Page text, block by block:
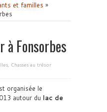
et familles »
à Fonsorbes
, Chasses au trésor
organisée le
autour du lac de